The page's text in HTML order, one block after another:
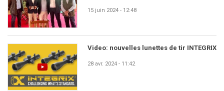
15 juin 2024 - 12:48
Video: nouvelles lunettes de tir INTEGRIX
28 avr. 2024 - 11:42